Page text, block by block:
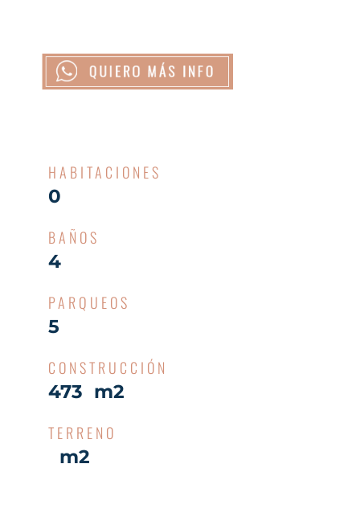
HABITACIONES
0
BAÑOS
4
PARQUEOS
5
CONSTRUCCIÓN
473 m2
TERRENO
m2